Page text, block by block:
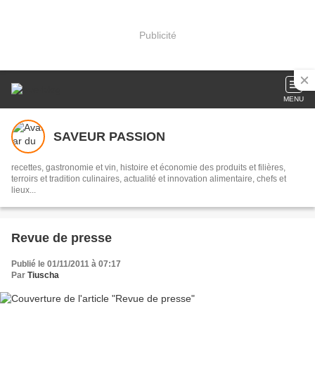
Publicité
MENU
SAVEUR PASSION
recettes, gastronomie et vin, histoire et économie des produits et filières,
terroirs et tradition culinaires, actualité et innovation alimentaire, chefs et
lieux...
Revue de presse
Publié le 01/11/2011 à 07:17
Par Tiuscha